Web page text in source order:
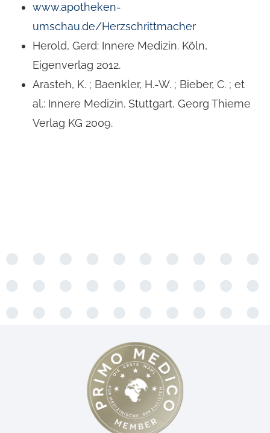
www.apotheken-
umschau.de/Herzschrittmacher
Herold, Gerd: Innere Medizin. Köln,
Eigenverlag 2012.
Arasteh, K. ; Baenkler, H.-W. ; Bieber, C. ; et
al.: Innere Medizin. Stuttgart, Georg Thieme
Verlag KG 2009.